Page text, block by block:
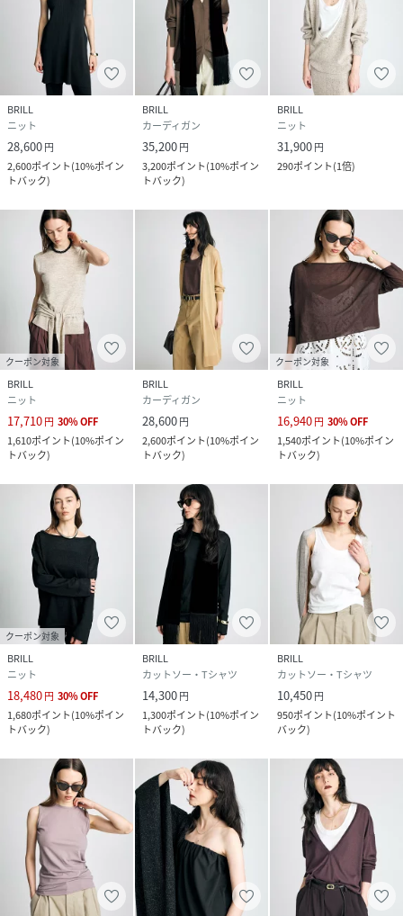
品番
RX7503_865945
865945-12-99 RX7503
BRILL
ニット
28,600円
2,600ポイント(10%ポイン
トバック)
BRILL
カーディガン
35,200円
3,200ポイント(10%ポイン
トバック)
BRILL
ニット
31,900円
290ポイント(1倍)
クーポン対象
BRILL
ニット
17,710円 30%OFF
1,610ポイント(10%ポイン
トバック)
BRILL
カーディガン
28,600円
2,600ポイント(10%ポイン
トバック)
クーポン対象
BRILL
ニット
16,940円 30%OFF
1,540ポイント(10%ポイン
トバック)
クーポン対象
BRILL
ニット
18,480円 30%OFF
1,680ポイント(10%ポイン
トバック)
BRILL
カットソー・Tシャツ
14,300円
1,300ポイント(10%ポイン
トバック)
BRILL
カットソー・Tシャツ
10,450円
950ポイント(10%ポイント
バック)